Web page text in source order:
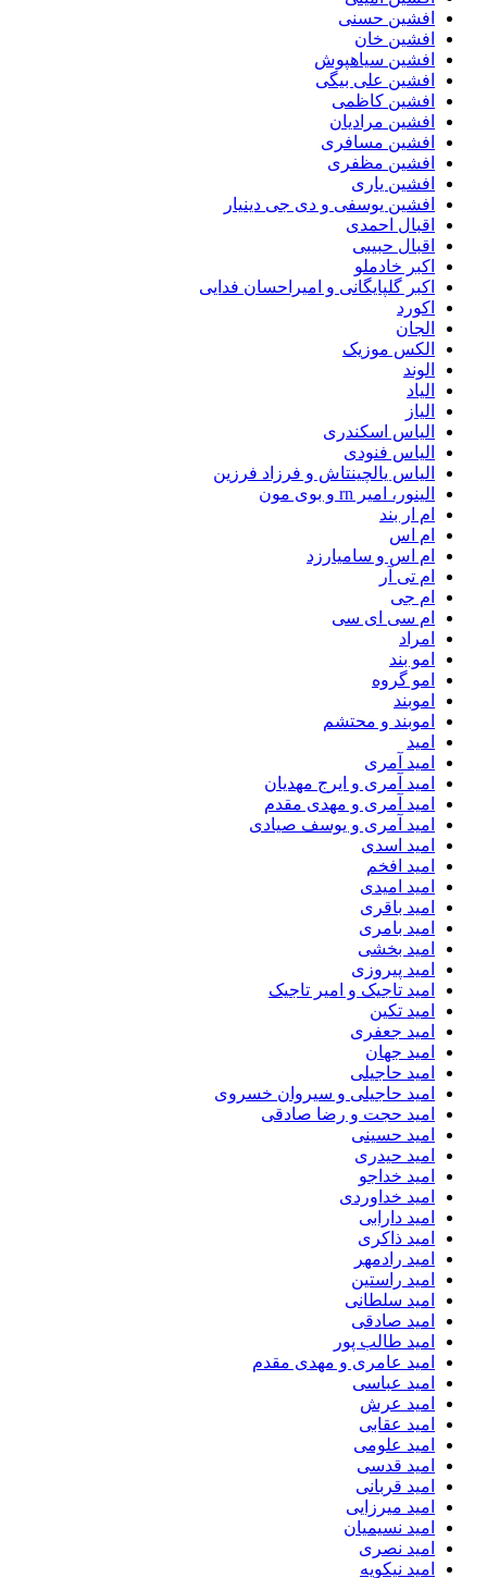
افشین حسنی
افشین خان
افشین سیاهپوش
افشین علی بیگی
افشین کاظمی
افشین مرادیان
افشین مسافری
افشین مظفری
افشین یاری
افشین یوسفی و دی جی دینیار
اقبال احمدی
اقبال حبیبی
اکبر خادملو
اکبر گلپایگانی و امیراحسان فدایی
اکورد
الجان
الکس موزیک
الوند
الیاد
الیاز
الیاس اسکندری
الیاس فنودی
الیاس یالچینتاش و فرزاد فرزین
الینور، امیر rn و بوی مون
ام‌ ار بند
ام اس
ام اس و سامیارزد
ام تی آر
ام جی
ام سی ای سی
امراد
امو بند
امو گروه
اموبند
اموبند و محتشم
امید
امید آمری
امید آمری و ایرج مهدیان
امید آمری و مهدی مقدم
امید آمری و یوسف صیادی
امید اسدی
امید افخم
امید امیدی
امید باقری
امید بامری
امید بخشی
امید پیروزی
امید تاجیک و امیر تاجیک
امید تکین
امید جعفری
امید جهان
امید حاجیلی
امید حاجیلی و سیروان خسروی
امید حجت و رضا صادقی
امید حسینی
امید حیدری
امید خداجو
امید خداوردی
امید دارابی
امید ذاکری
امید رادمهر
امید راستین
امید سلطانی
امید صادقی
امید طالب پور
امید عامری و مهدی مقدم
امید عباسی
امید عرش
امید عقابی
امید علومی
امید قدسی
امید قربانی
امید میرزایی
امید نسیمیان
امید نصری
امید نیکویه